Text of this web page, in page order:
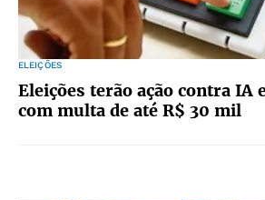
ELEIÇÕES
Eleições terão ação contra IA
com multa de até R$ 30 mil